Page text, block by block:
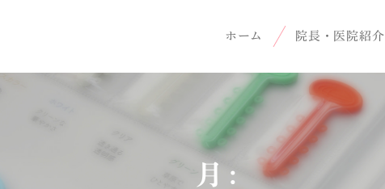
ホーム 院長・医院紹介
月: